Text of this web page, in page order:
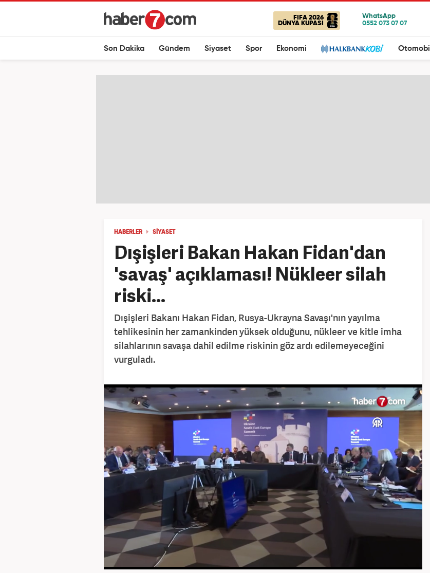
FIFA 2026
DÜNYA KUPASI
Son Dakika Gündem Siyaset Spor Ekonomi Otomobil
HABERLER SİYASET
Dışişleri Bakan Hakan Fidan'dan
'savaş' açıklaması! Nükleer silah
riski...
Dışişleri Bakanı Hakan Fidan, Rusya-Ukrayna Savaşı'nın yayılma
tehlikesinin her zamankinden yüksek olduğunu, nükleer ve kitle imha
silahlarının savaşa dahil edilme riskinin göz ardı edilemeyeceğini
vurguladı.